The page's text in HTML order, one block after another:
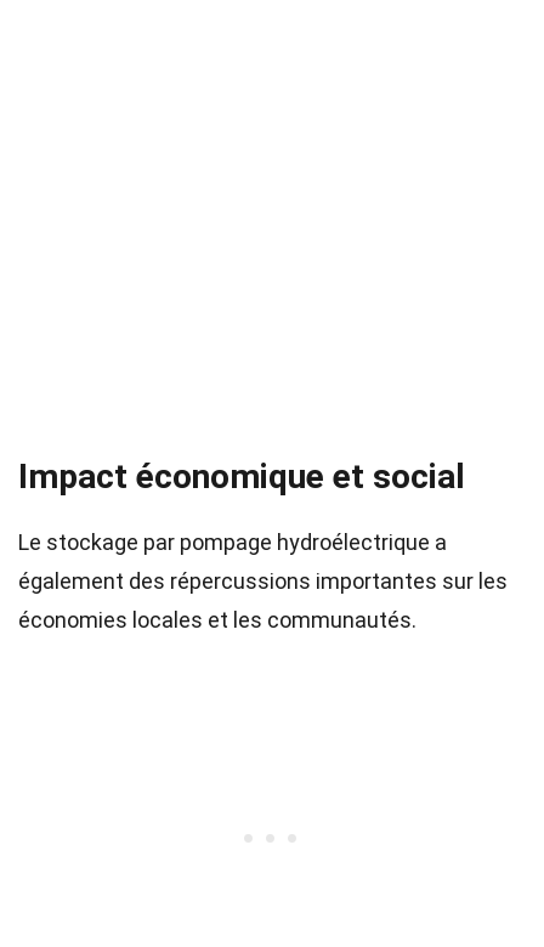
Impact économique et social
Le stockage par pompage hydroélectrique a
également des répercussions importantes sur les
économies locales et les communautés.